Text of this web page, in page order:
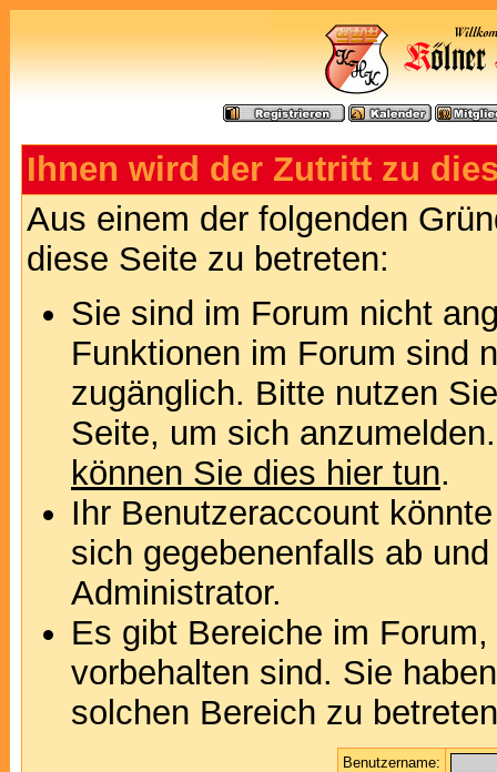
Ihnen wird der Zutritt zu
Aus einem der folgenden
diese Seite zu betreten:
Sie sind im Forum nicht
Funktionen im Forum sind
zugänglich. Bitte nutzen
Seite, um sich
können Sie dies hier tun.
Ihr Benutzeraccount
sich gegebenenfalls ab
Administrator.
Es gibt Bereiche im
vorbehalten sind. Sie
solchen Bereich zu
Benutzername: